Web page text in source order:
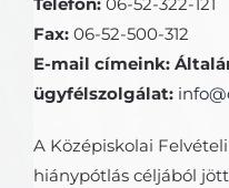
Telefon: 06-52-322-121
Fax: 06-52-500-312
E-mail címeink:
ügyfélszolgálat:
A Középiskolai
hiánypótlás céljából